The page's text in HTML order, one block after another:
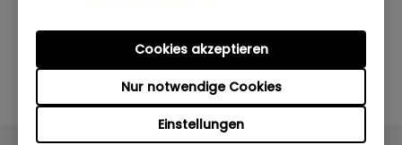
Einstellungen
Nur notwendige Cookies
Cookies akzeptieren
Durch die Nutzung eines der oben genannten
Softwareprogramme erklären Sie sich mit unseren
Bedingungen derEndbenutzer-Lizenzvereinbarungen